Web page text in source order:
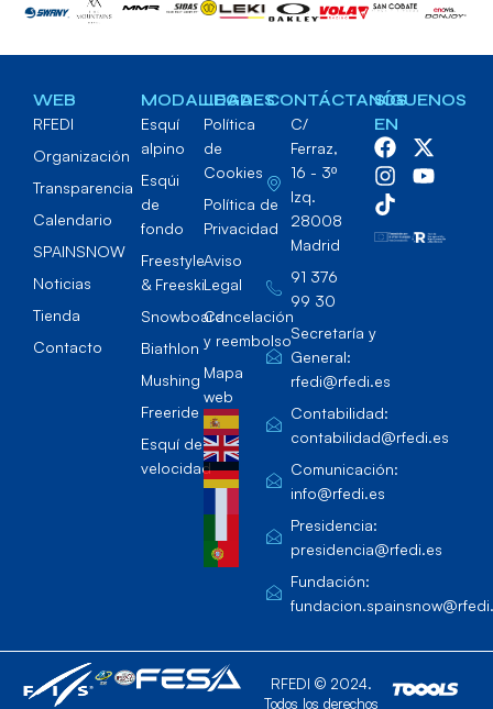
WEB
RFEDI
Organización
Transparencia
Calendario
SPAINSNOW
Noticias
Tienda
Contacto
MODALIDADES
Esquí
alpino
Esqúi
de
fondo
Freestyle
& Freeski
Snowboard
Biathlon
Mushing
Freeride
Esquí de
velocidad
LEGAL
Política
de
Cookies
Política de
Privacidad
Aviso
Legal
Cancelación
y reembolso
Mapa
web
CONTÁCTANOS
C/
Ferraz,
16 - 3º
Izq.
28008
Madrid
91 376
99 30
Secretaría y
General:
rfedi@rfedi.es
Contabilidad:
contabilidad@rfedi.es
Comunicación:
info@rfedi.es
Presidencia:
presidencia@rfedi.es
Fundación:
SÍGUENOS
EN
RFEDI © 2024.
Todos los derechos